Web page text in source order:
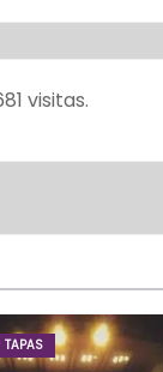
visitas.
TAPAS